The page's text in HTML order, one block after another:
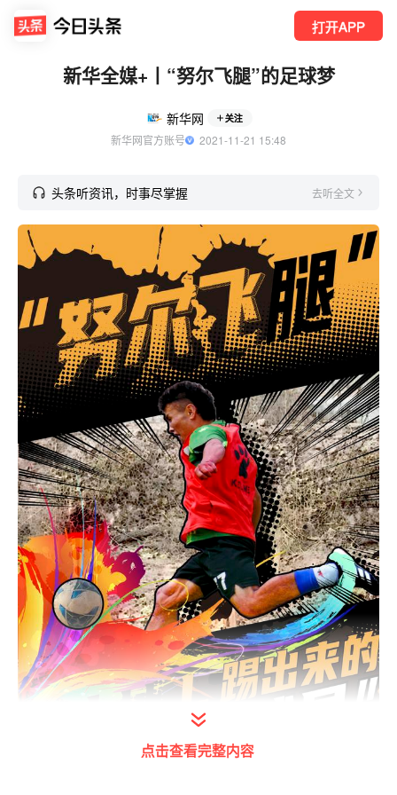
打开APP
新华全媒+丨“努尔飞腿”的足球梦
新华网 关注
新华网官方账号
  2021-11-21 15:48
头条听资讯，时事尽掌握 去听全文
点击查看完整内容